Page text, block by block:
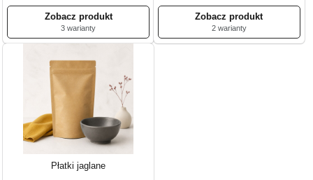
3 warianty 2 warianty
Płatki jaglane